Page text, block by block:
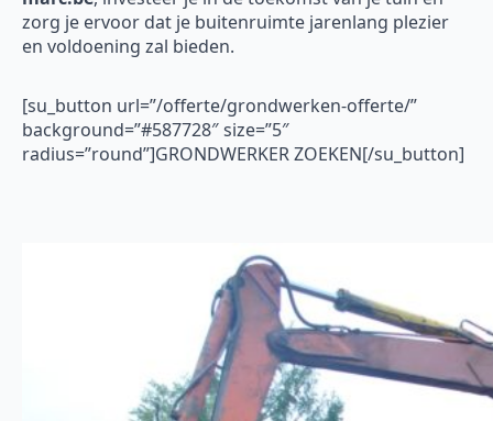
zorg je ervoor dat je buitenruimte jarenlang plezier
en voldoening zal bieden.
[su_button url=”/offerte/grondwerken-offerte/”
background=”#587728″ size=”5″
radius=”round”]GRONDWERKER ZOEKEN[/su_button]